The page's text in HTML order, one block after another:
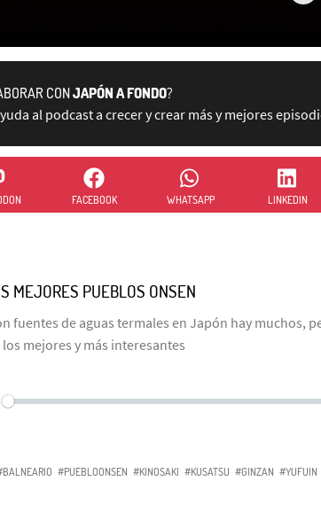
CONJAPÓN A FONDO?
al podcast a crecer y crear más y mejores
FACEBOOK WHATSAPP LINKEDIN
MEJORES PUEBLOS ONSEN
fuentes de aguas termales en Japón hay muchos,
mejores y más interesantes
#PUEBLOONSEN #KINOSAKI #KUSATSU #GINZAN #YUFUIN